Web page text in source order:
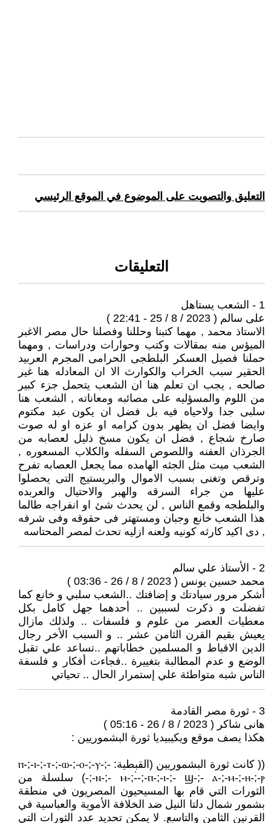
التعليق والتصويت على الموضوع في الموقع الرئيسي
التعليقات
1 - الشعب يستاهل
على سالم ( 2023 / 8 / 25 - 22:41 )
الاستاذ محمد , مهما كتبنا وحللنا وفصلنا حال مصر الاغبر
الميؤس منه بمقالات وكتب وحوارات ودراسات , ومهما
حملنا فصيل العسكر البلطجى الحرامى المجرم العربيد
الحقير سبب الخراب والكوارث الا ان المعادله هنا غير
صالحه , يجب ان تعلم هنا ان الشعب يتحمل جزء كبير
من اللوم والمسؤليه على مصائبه ومعاناته , الشعب هنا
سلبى جدا ولاحياه فيه بل فضل ان يكون عبد مكتوم
وايضا فضل ان يظهر بدون كرامه او عزه او له صوت
صارخ شجاع , فضل ان يكون مسخ ذليل لعصابه من
الجرذان العفنه واللصوص السفله والكلاب المسعوره ,
الشعب ميت مثل الجثه الهامده مما يجعل العصابه تفرح
وترقص وتغنى بسبب الاموال والبريستيج التى يحصلوا
عليها من جراء السرقه والهبر والاحتيال والعربده
والبلطجه وقمع الناس , لن يحدث شئ او انفراجه طالما
هذا الشعب خانع وجبان ومستهتر فى حقوقه وفى شرفه
, دى اكيد كارثه كونيه ولعنه ازليه تحدث لمصر المحتاسه
2 - الأستاذ علي سالم
محمد حسين يونس ( 2023 / 8 / 26 - 03:36 )
أشكر مرور سيادتك و إضافتك ..الشعب سلبي و خانع كما
تفضلت و ذكرت لسببين .. أحدهما جهل كامل بكل
معطيات العصر من علوم و فلسفات .. ولذلك مازال
يعيش بقيم القرن الثامن عشر .. و السبب الأخر رجال
الدين الاقباط و المسلمين خطاباتهم ..تساعد علي تقبل
الوضع و عدم المطالبة بتغييرة ..فجاءت أفكار و فلسفة
الناس شبه متواطئة علي إستمرار الحال .. تحياتي
3 - ثورة مصر القادمة
هانى شاكر ( 2023 / 8 / 26 - 05:16 )
هكذا يصف موقع ويكيبيديا ثورة البشموريين :
(( كانت ثورة البشموريين (القبطية: ⲡ-;-ⲓ-;-ⲧ-;-ⲱ-;-ⲟ-;-ⲩ-;-
ⲛ-;- ⲙ-;-̀-;-ⲡ-;-ⲓ-;- ϣ-;- ⲁ-;-ⲙ-;-ⲏ-;-ⲣ-;-) سلسلة من
الثورات التي قام بها المسيحيون المصريون في منطقة
بشمور شمال دلتا النيل ضد الخلافة الأموية والعباسية في
القرنين الثامن والتاسع. لا يمكن تحديد عدد الثورات التي